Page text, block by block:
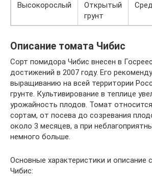
Высокорослый
Открытый
грунт
Описание томата Чибис
Сорт помидора Чибис внесен в
достижений в 2007 году. Его
выращиванию на всей территории
грунте. Культивирование в теплице
урожайность плодов. Томат
сортам, от посева до созревания
около 3 месяцев, а при
немного больше.
Основные характеристики и описание
Чибис: